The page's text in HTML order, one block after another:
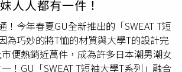
黃筱婷攝）還有打彈珠遊戲。（圖／品
另外也有三葉草復古拍貼機滿額體驗，
日 (日)，於adidas信義品牌概念店單筆
並包含 T-TOE 鞋款或TAEKWONDO鞋
造包與加碼享免費拍貼乙次。（圖／品
有復古韻味，輕鬆成為街頭焦點！在
看見Ozone六人透過精心搭配，魅力展
。adidas Originals FUR JACKET TR／
供）adidas Originals AOP FUR JACKET
牌提供）
人人都有一件！
！今年春夏GU全新推出的「SWEAT T短
為巧妙的將T恤的材質與大學T的設計完
便熱銷近萬件，成為許多日本潮男潮女
！GU「SWEAT T短袖大學T系列」融合